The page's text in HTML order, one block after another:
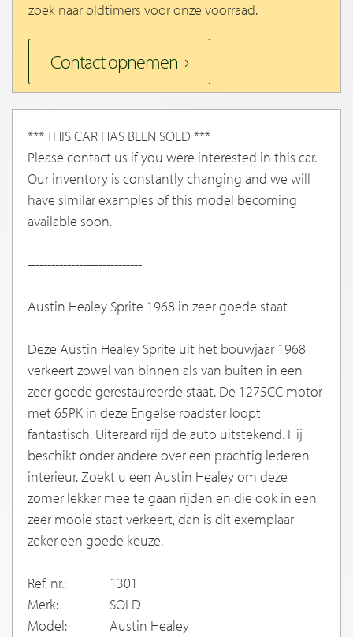
zoek naar oldtimers voor onze voorraad.
Contact opnemen
*** THIS CAR HAS BEEN SOLD ***
Please contact us if you were interested in this car.
Our inventory is constantly changing and we will
have similar examples of this model becoming
available soon.
-----------------------------
Austin Healey Sprite 1968 in zeer goede staat
Deze Austin Healey Sprite uit het bouwjaar 1968
verkeert zowel van binnen als van buiten in een
zeer goede gerestaureerde staat. De 1275CC motor
met 65PK in deze Engelse roadster loopt
fantastisch. Uiteraard rijd de auto uitstekend. Hij
beschikt onder andere over een prachtig lederen
interieur. Zoekt u een Austin Healey om deze
zomer lekker mee te gaan rijden en die ook in een
zeer mooie staat verkeert, dan is dit exemplaar
zeker een goede keuze.
Ref. nr.:
1301
Merk:
SOLD
Model:
Austin Healey